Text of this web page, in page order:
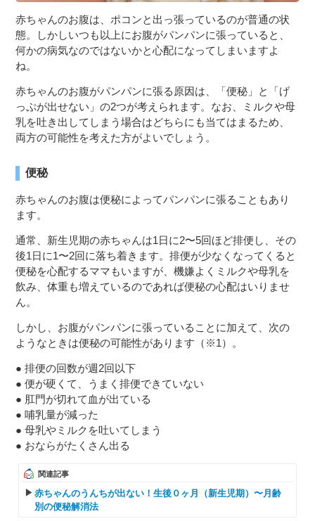
赤ちゃんのお腹は、ポコンと出っ張っているのが普通の状
態。しかしいつも以上にお腹がパンパンに張っていると、
何かの病気なのではないかと心配になってしまいますよ
ね。
赤ちゃんのお腹がパンパンに張る原因は、「便秘」と「げ
っぷが出せない」の2つが考えられます。なお、ミルクや母
乳を吐き出してしまう場合はどちらにも当てはまるため、
両方の可能性を考えた方がよいでしょう。
便秘
赤ちゃんのお腹は便秘によってパンパンに張ることもあり
ます。
通常、新生児期の赤ちゃんは1日に2〜5回ほど排便し、その
後1日に1〜2回に落ち着きます。排便が少なくなってくると
便秘を心配するママもいますが、機嫌よくミルクや母乳を
飲み、体重も増えているのであれば便秘の心配はいりませ
ん。
しかし、お腹がパンパンに張っていることに加えて、次の
ようなときは便秘の可能性があります（※1）。
● 排便の回数が週2回以下
● 便が硬くて、うまく排便できていない
● 肛門が切れて血が出ている
● 哺乳量が減った
● 母乳やミルクを吐いてしまう
● おならがたくさん出る
関連記事
赤ちゃんのうんちが出ない！生後０ヶ月（新生児期）〜月齢
別の便秘解消法